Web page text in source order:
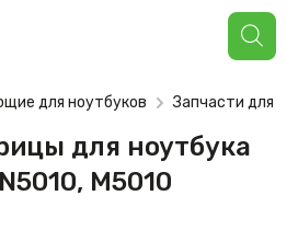
Поиск
товаров
для ноутбуков Запчасти для
для ноутбука
M5010